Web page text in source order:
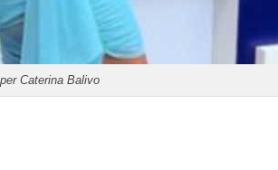
Caterina Balivo